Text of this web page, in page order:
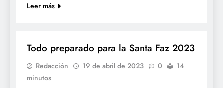
Leer más
Todo preparado para la Santa Faz 2023
Redacción 19 de abril de 2023 0
14
minutos